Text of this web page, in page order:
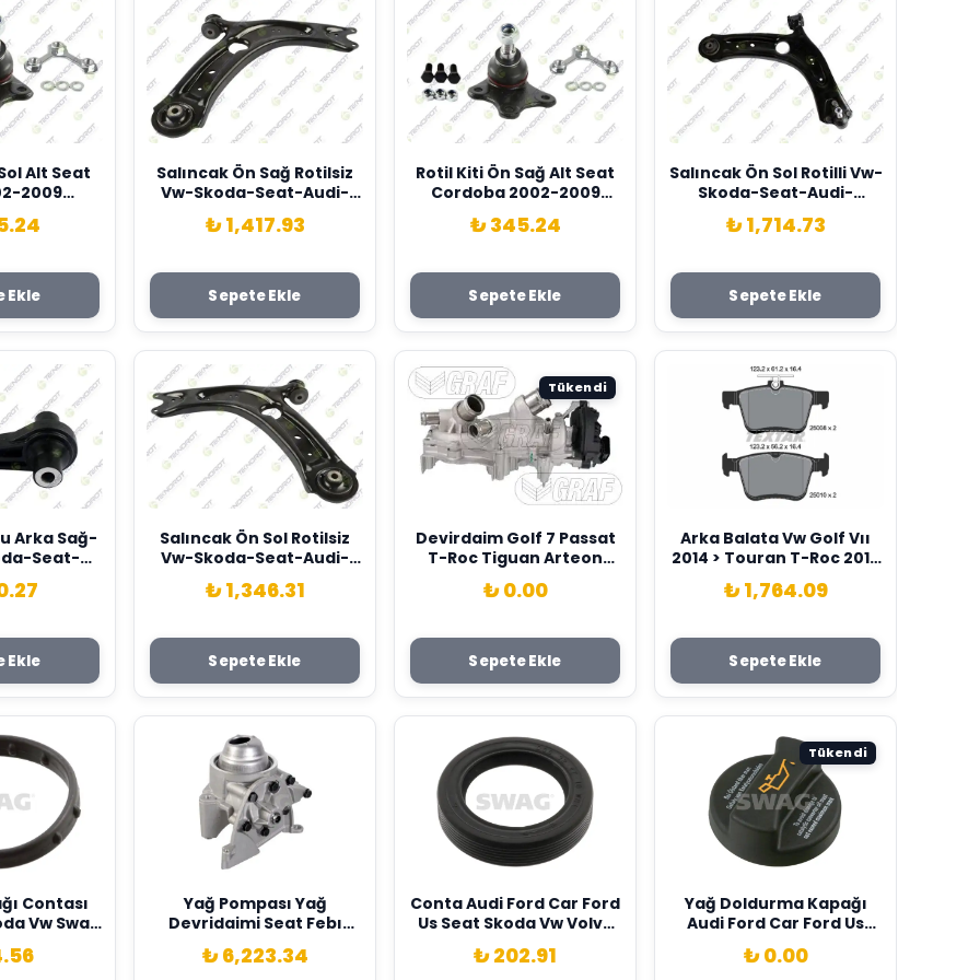
Alt Seat
2009
Ekle
Salıncak Ön Sağ Rotilsiz
Vw-Skoda-Seat-Audi-
Passat-Tiguan-Arteon-
T-Roc-Superb-Kodiaq-
Teknorot 3Q0407152F-
3Q0407152E-3Q0407154B
₺ 1,417.93
Sepete Ekle
Rotil Kiti Ön Sağ Alt Seat
Cordoba 2002-2009
Teknorot 6Q0407366A-
8Z0407366A
₺ 345.24
Sepete Ekle
Salıncak Ön Sol Rotilli Vw-
Skoda-Seat-Audi-
Passat-Tiguan-Arteon-
T-Roc-Superb-Kodiaq-
Teknorot 3Q0407151F-
3Q0407151E-3Q0407153B
₺ 1,714.73
Sepete Ekle
Arka Sağ-
Seat-
Golf7-
A3-Leon
Ekle
Salıncak Ön Sol Rotilsiz
Vw-Skoda-Seat-Audi-
Passat-Tiguan-Arteon-
T-Roc-Superb-Kodiaq-
Teknorot 3Q0407151F-
3Q0407151E-3Q0407153B
₺ 1,346.31
Sepete Ekle
Tükendi
Devirdaim Golf 7 Passat
T-Roc Tiguan Arteon
Seat Leon Audi A1 A3 Q2
Q3 Cupra Formentor
Kamıq Octavıa 3 Octavıa
Iv 1.5 Tsı 2017 Daca-Dada-
Dpba-Dpca Graf
05E121111K-05E121006F
₺ 0.00
Sepete Ekle
Arka Balata Vw Golf Vıı
2014 > Touran T-Roc 2018
> Audi A3 2014 >2020 Q2
2016 > Tt 2018 > Seat
2020 Skoda Super B 2015
> Karoq 2016 > Textar
8V0698451-5Q0698451C-
3Q0698451F
₺ 1,764.09
Sepete Ekle
Contası
Vw Swag
Yağ Pompası Yağ
Devridaimi Seat Febı
181067 Swag 03D115105G
₺ 6,223.34
Conta Audi Ford Car Ford
Us Seat Skoda Vw Volvo
Car Swag 026103085-
026103085D-026103085E-
₺ 202.91
Tükendi
Yağ Doldurma Kapağı
Audi Ford Car Ford Us
Seat Skoda Vw Volvo Car
Swag 026103485-
₺ 0.00